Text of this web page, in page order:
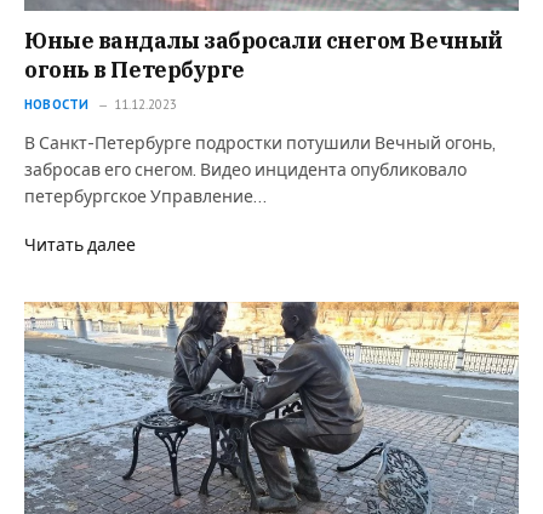
Юные вандалы забросали снегом Вечный
огонь в Петербурге
НОВОСТИ 11.12.2023
В Санкт-Петербурге подростки потушили Вечный огонь,
забросав его снегом. Видео инцидента опубликовало
петербургское Управление…
Читать далее